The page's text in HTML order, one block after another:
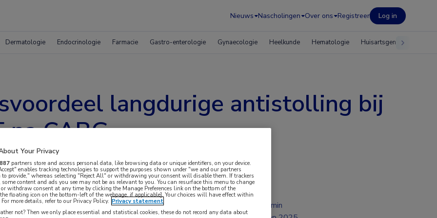
Nieuws Nascholingen Over ons Registreer Log in
Dermatologie Endocrinologie Farmacie Gastro-enterologie Gynaecologie Heelkunde Hematologie Huisartsgeneeskunde
langdurige antistolling bij
CABG
dat gebruik van orale antistolling na
2 min
Your Privacy
887 partners store and access personal data, like browsing data or unique identifiers, on your device.
enables tracking technologies to support the purposes shown under "we and our partners
to provide," whereas selecting "Reject All" or withdrawing your consent will disable them. If trackers
some content and ads you see may not be as relevant to you. You can resurface this menu to change
or withdraw consent at any time by clicking the Manage Preferences link on the bottom of the
floating icon on the bottom-left of the webpage, if applicable]. Your choices will have effect within
more details, refer to our Privacy Policy. Privacy statement
not? Then we only place essential and statistical cookies, these do not record any data about